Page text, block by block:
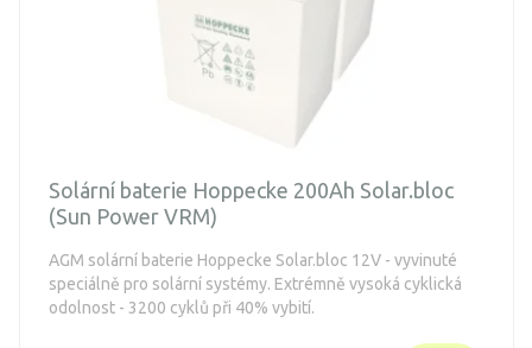
Solární baterie Hoppecke 200Ah Solar.bloc
(Sun Power VRM)
AGM solární baterie Hoppecke Solar.bloc 12V - vyvinuté
speciálně pro solární systémy. Extrémně vysoká cyklická
odolnost - 3200 cyklů při 40% vybití.